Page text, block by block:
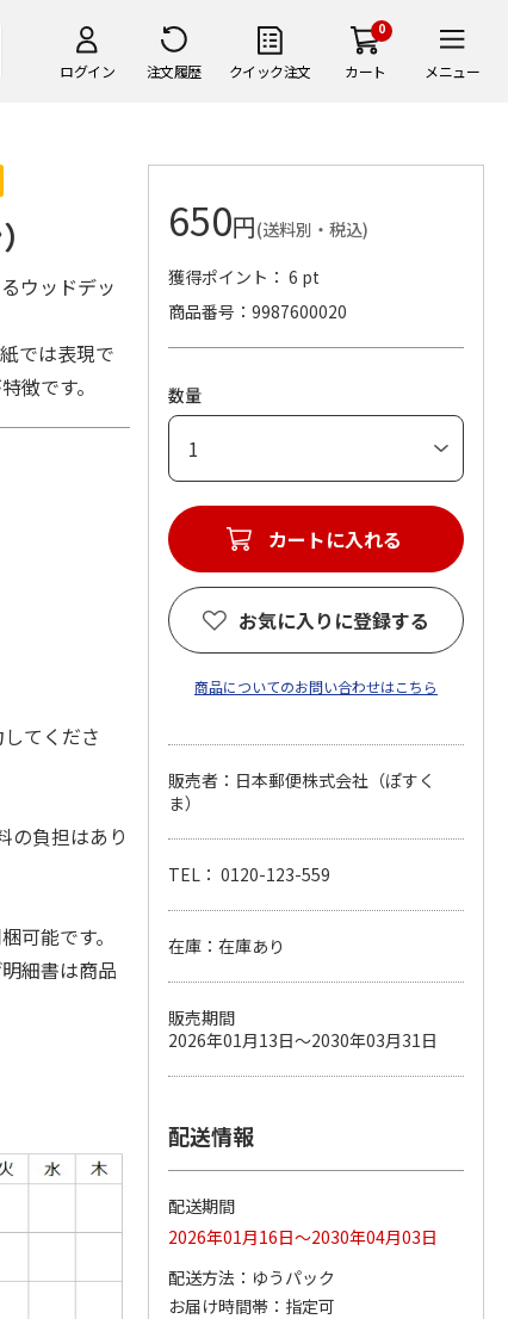
ログイン 注文履歴 クイック注文
0
カート メニュー
ぽすくまの1色ボー
(送料別・税込)
ぽすくまの手帳シー
ク）
300円
(送料別・税込)
ぽすじゃむのマスコ
4.0（1）
ウッドデッ
では表現で
徴です。
てくださ
の負担はあり
可能です。
細書は商品
650円(送料別・税込)
獲得ポイント： 6 pt
商品番号
9987600020
数量
カートに入れる
お気に入りに登録する
商品についてのお問い合わせはこちら
販売者：日本郵便株式会社（ぽすく
ま）
TEL： 0120-123-559
在庫：在庫あり
販売期間
2026年01月13日～2030年03月31日
配送情報
配送期間
2026年01月16日～2030年04月03日
配送方法
ゆうパック
お届け時間帯
指定可